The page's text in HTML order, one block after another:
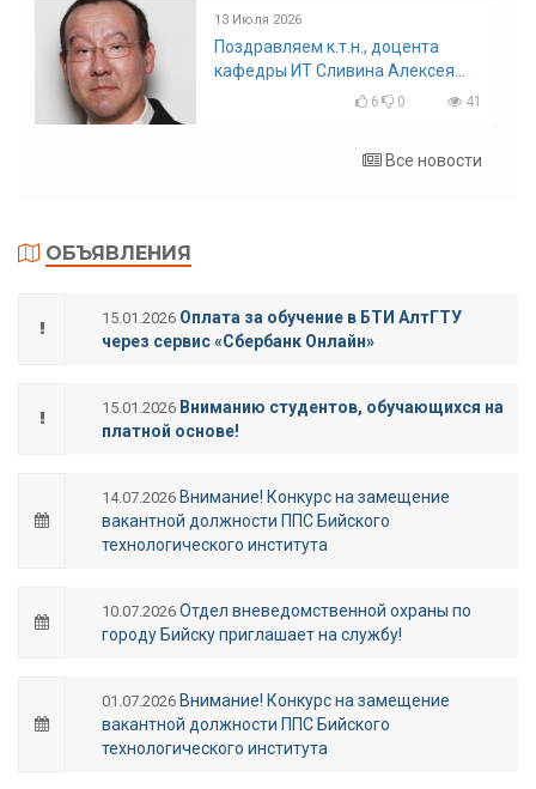
13 Июля 2026
Поздравляем к.т.н., доцента
кафедры ИТ Сливина Алексея
Николаевича с юбилеем!
6 0 41
Все новости
ОБЪЯВЛЕНИЯ
15.01.2026 Оплата за обучение в БТИ АлтГТУ
через сервис «Сбербанк Онлайн»
15.01.2026 Вниманию студентов, обучающихся на
платной основе!
14.07.2026 Внимание! Конкурс на замещение
вакантной должности ППС Бийского
технологического института
10.07.2026 Отдел вневедомственной охраны по
городу Бийску приглашает на службу!
01.07.2026 Внимание! Конкурс на замещение
вакантной должности ППС Бийского
технологического института